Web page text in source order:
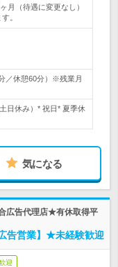
月（待遇に変更なし）
。
／休憩60分）※残業月
日休み）* 祝日* 夏季休
気になる
広告代理店★有休取得平
告営業】★未経験歓迎
迎